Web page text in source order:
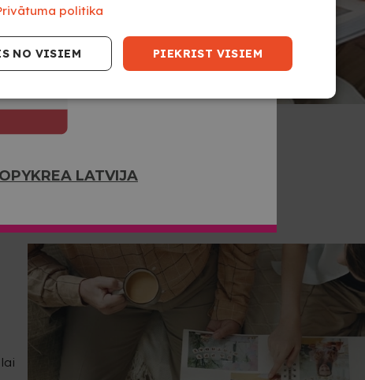
USA
LATVIJA
politika
PIEKRIST VISIEM
NO VISIEM